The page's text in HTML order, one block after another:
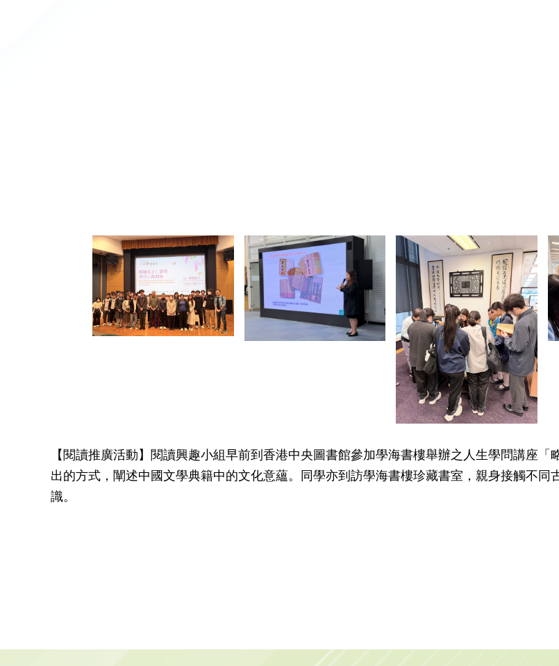
【閱讀推廣活動】閱讀興趣小組早前到香港中央圖書館參加學海書樓舉辦之人生學問講座
出的方式，闡述中國文學典籍中的文化意蘊。同學亦到訪學海書樓珍藏書室，親身接觸不
識。